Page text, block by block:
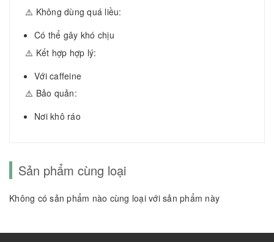
⚠️ Không dùng quá liều:
Có thể gây khó chịu
⚠️ Kết hợp hợp lý:
Với caffeine
⚠️ Bảo quản:
Nơi khô ráo
Sản phẩm cùng loại
Không có sản phẩm nào cùng loại với sản phẩm này